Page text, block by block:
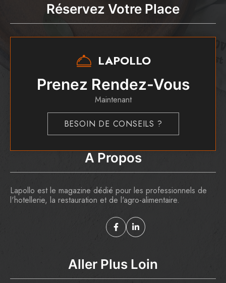
A Propos
Lapollo est le magazine dédié pour les professionnels de
l'hotellerie, la restauration et de l'agro-alimentaire.
Réservez Votre Place
LAPOLLO
Prenez Rendez-Vous
Maintenant
BESOIN DE CONSEILS ?
Aller Plus Loin